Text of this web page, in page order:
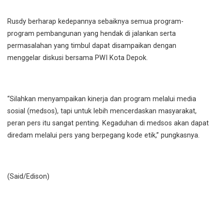
Rusdy berharap kedepannya sebaiknya semua program-
program pembangunan yang hendak di jalankan serta
permasalahan yang timbul dapat disampaikan dengan
menggelar diskusi bersama PWI Kota Depok.
“Silahkan menyampaikan kinerja dan program melalui media
sosial (medsos), tapi untuk lebih mencerdaskan masyarakat,
peran pers itu sangat penting. Kegaduhan di medsos akan dapat
diredam melalui pers yang berpegang kode etik,” pungkasnya.
(Said/Edison)